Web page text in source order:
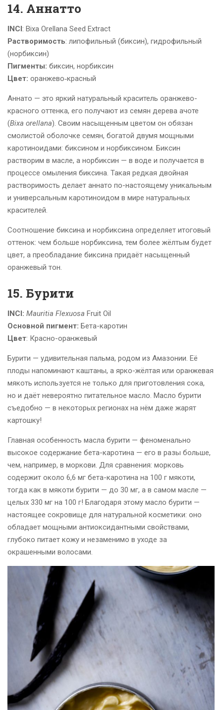
14. Аннатто
INCI: Bixa Orellana Seed Extract
Растворимость: липофильный (биксин), гидрофильный
(норбиксин)
Пигменты: биксин, норбиксин
Цвет: оранжево‑красный
Аннато — это яркий натуральный краситель оранжево-
красного оттенка, его получают из семян дерева ачоте
(Bixa orellana). Своим насыщенным цветом он обязан
смолистой оболочке семян, богатой двумя мощными
каротиноидами: биксином и норбиксином. Биксин
растворим в масле, а норбиксин — в воде и получается в
процессе омыления биксина. Такая редкая двойная
растворимость делает аннато по-настоящему уникальным
и универсальным каротиноидом в мире натуральных
красителей.
Соотношение биксина и норбиксина определяет итоговый
оттенок: чем больше норбиксина, тем более жёлтым будет
цвет, а преобладание биксина придаёт насыщенный
оранжевый тон.
15. Бурити
INCI: Mauritia Flexuosa Fruit Oil
Основной пигмент: Бета-каротин
Цвет: Красно-оранжевый
Бурити — удивительная пальма, родом из Амазонии. Её
плоды напоминают каштаны, а ярко-жёлтая или оранжевая
мякоть используется не только для приготовления сока,
но и даёт невероятно питательное масло. Масло бурити
съедобно — в некоторых регионах на нём даже жарят
картошку!
Главная особенность масла бурити — феноменально
высокое содержание бета-каротина — его в разы больше,
чем, например, в моркови. Для сравнения: морковь
содержит около 6,6 мг бета-каротина на 100 г мякоти,
тогда как в мякоти бурити — до 30 мг, а в самом масле —
целых 330 мг на 100 г! Благодаря этому масло бурити —
настоящее сокровище для натуральной косметики: оно
обладает мощными антиоксидантными свойствами,
глубоко питает кожу и незаменимо в уходе за
окрашенными волосами.